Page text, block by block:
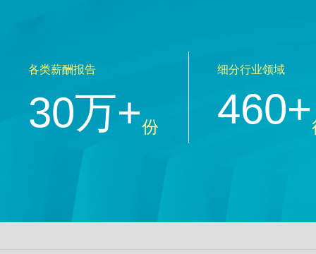
各类薪酬报告
30万+份
细分行业领域
460+